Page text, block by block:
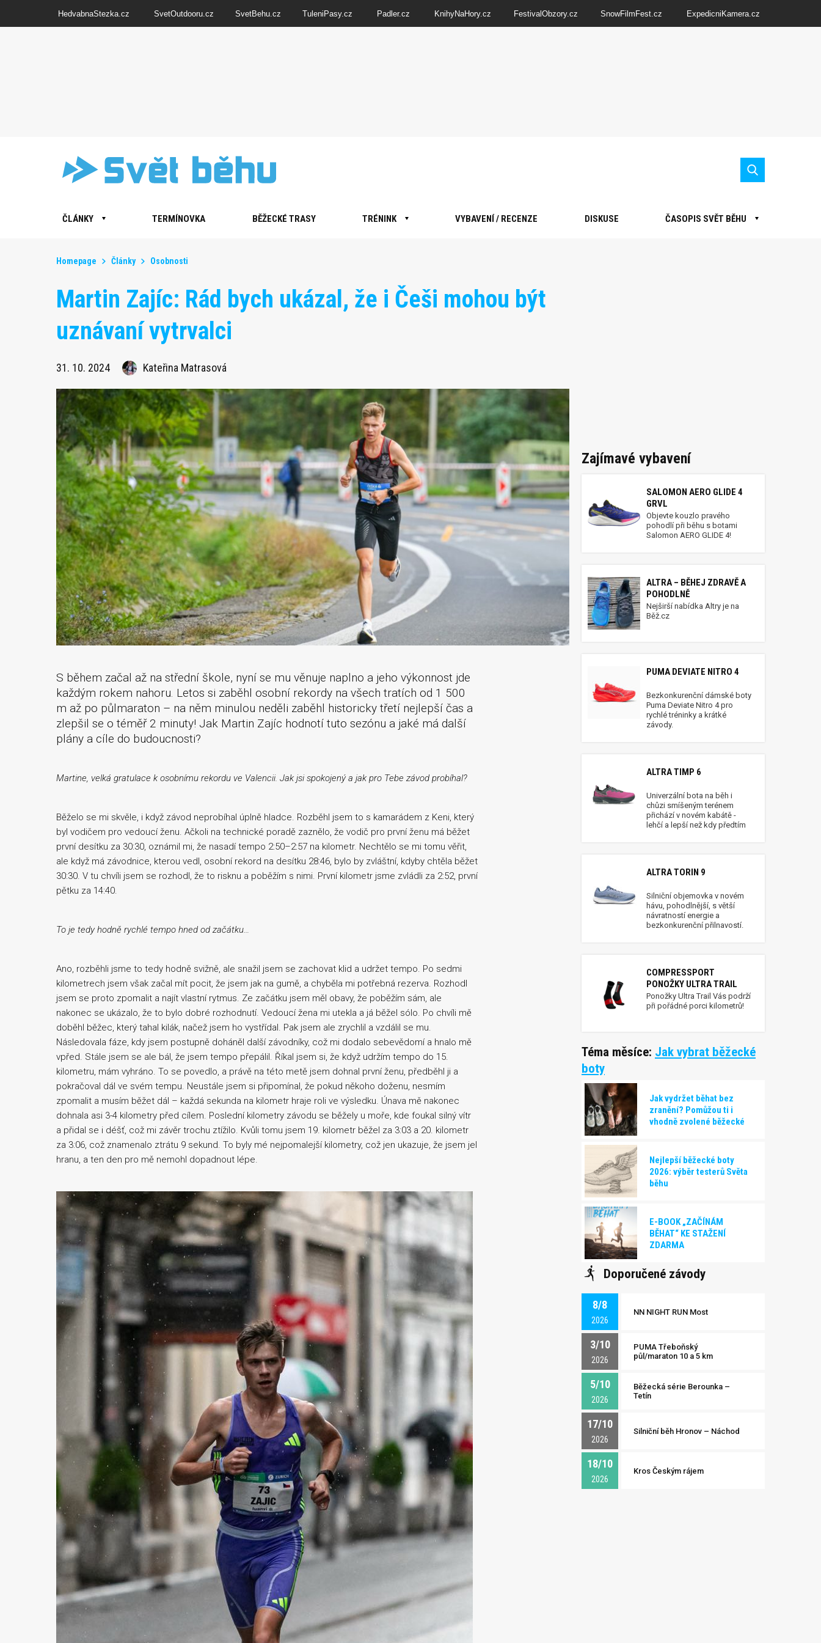
HedvabnaStezka.cz SvetOutdooru.cz SvetBehu.cz TuleniPasy.cz Padler.cz KnihyNaHory.cz FestivalObzory.cz SnowFilmFest.cz ExpedicniKamera.cz
ČLÁNKY TERMÍNOVKA BĚŽECKÉ TRASY TRÉNINK VYBAVENÍ / RECENZE DISKUSE ČASOPIS SVĚT BĚHU
Homepage Články Osobnosti
Martin Zajíc: Rád bych ukázal, že i Češi mohou být
uznávaní vytrvalci
31. 10. 2024 Kateřina Matrasová
S během začal až na střední škole, nyní se mu věnuje naplno a jeho výkonnost jde
každým rokem nahoru. Letos si zaběhl osobní rekordy na všech tratích od 1 500
m až po půlmaraton – na něm minulou neděli zaběhl historicky třetí nejlepší čas a
zlepšil se o téměř 2 minuty! Jak Martin Zajíc hodnotí tuto sezónu a jaké má další
plány a cíle do budoucnosti?
Martine, velká gratulace k osobnímu rekordu ve Valencii. Jak jsi spokojený a jak pro Tebe závod probíhal?
Běželo se mi skvěle, i když závod neprobíhal úplně hladce. Rozběhl jsem to s kamarádem z Keni, který
byl vodičem pro vedoucí ženu. Ačkoli na technické poradě zaznělo, že vodič pro první ženu má běžet
první desítku za 30:30, oznámil mi, že nasadí tempo 2:50–2:57 na kilometr. Nechtělo se mi tomu věřit,
ale když má závodnice, kterou vedl, osobní rekord na desítku 28:46, bylo by zvláštní, kdyby chtěla běžet
30:30. V tu chvíli jsem se rozhodl, že to risknu a poběžím s nimi. První kilometr jsme zvládli za 2:52, první
pětku za 14:40.
To je tedy hodně rychlé tempo hned od začátku…
Ano, rozběhli jsme to tedy hodně svižně, ale snažil jsem se zachovat klid a udržet tempo. Po sedmi
kilometrech jsem však začal mít pocit, že jsem jak na gumě, a chyběla mi potřebná rezerva. Rozhodl
jsem se proto zpomalit a najít vlastní rytmus. Ze začátku jsem měl obavy, že poběžím sám, ale
nakonec se ukázalo, že to bylo dobré rozhodnutí. Vedoucí žena mi utekla a já běžel sólo. Po chvíli mě
doběhl běžec, který tahal kilák, načež jsem ho vystřídal. Pak jsem ale zrychlil a vzdálil se mu.
Následovala fáze, kdy jsem postupně doháněl další závodníky, což mi dodalo sebevědomí a hnalo mě
vpřed. Stále jsem se ale bál, že jsem tempo přepálil. Říkal jsem si, že když udržím tempo do 15.
kilometru, mám vyhráno. To se povedlo, a právě na této metě jsem dohnal první ženu, předběhl ji a
pokračoval dál ve svém tempu. Neustále jsem si připomínal, že pokud někoho doženu, nesmím
zpomalit a musím běžet dál – každá sekunda na kilometr hraje roli ve výsledku. Únava mě nakonec
dohnala asi 3-4 kilometry před cílem. Poslední kilometry závodu se běžely u moře, kde foukal silný vítr
a přidal se i déšť, což mi závěr trochu ztížilo. Kvůli tomu jsem 19. kilometr běžel za 3:03 a 20. kilometr
za 3:06, což znamenalo ztrátu 9 sekund. To byly mé nejpomalejší kilometry, což jen ukazuje, že jsem jel
hranu, a ten den pro mě nemohl dopadnout lépe.
Zajímavé vybavení
SALOMON AERO GLIDE 4
GRVL
Objevte kouzlo pravého
pohodlí při běhu s botami
Salomon AERO GLIDE 4!
ALTRA – BĚHEJ ZDRAVĚ A
POHODLNĚ
Nejširší nabídka Altry je na
Běž.cz
PUMA DEVIATE NITRO 4
Bezkonkurenční dámské boty
Puma Deviate Nitro 4 pro
rychlé tréninky a krátké
závody.
ALTRA TIMP 6
Univerzální bota na běh i
chůzi smíšeným terénem
přichází v novém kabátě -
lehčí a lepší než kdy předtím
ALTRA TORIN 9
Silniční objemovka v novém
hávu, pohodlnější, s větší
návratností energie a
bezkonkurenční přilnavostí.
COMPRESSPORT
PONOŽKY ULTRA TRAIL
Ponožky Ultra Trail Vás podrží
při pořádné porci kilometrů!
Téma měsíce: Jak vybrat běžecké
boty
Jak vydržet běhat bez
zranění? Pomůžou ti i
vhodně zvolené běžecké
Nejlepší běžecké boty
2026: výběr testerů Světa
běhu
E-BOOK „ZAČÍNÁM
BĚHAT“ KE STAŽENÍ
ZDARMA
Doporučené závody
8/8
2026
NN NIGHT RUN Most
3/10
2026
PUMA Třeboňský
půl/maraton 10 a 5 km
5/10
2026
Běžecká série Berounka –
Tetín
17/10
2026
Silniční běh Hronov – Náchod
18/10
2026
Kros Českým rájem